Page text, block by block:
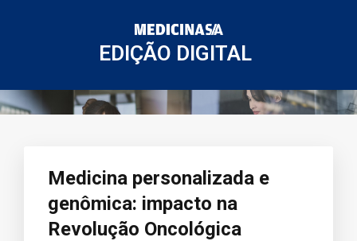
EDIÇÃO DIGITAL
Medicina personalizada e
genômica: impacto na
Revolução Oncológica